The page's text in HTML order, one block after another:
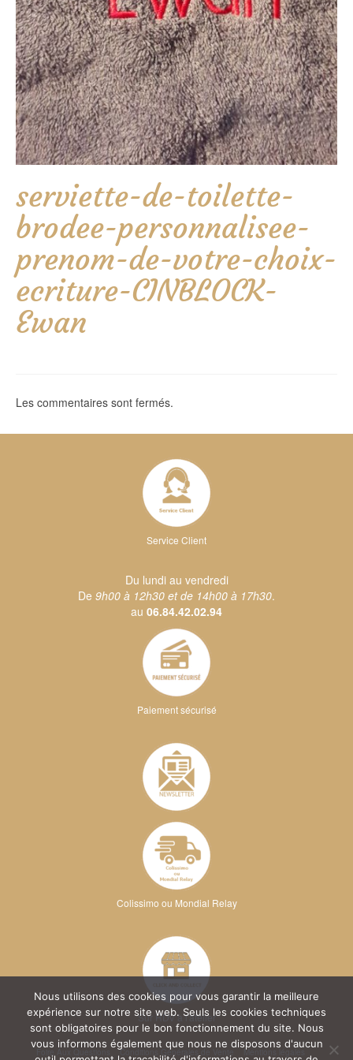
serviette-de-toilette-
brodee-personnalisee-
prenom-de-votre-choix-
ecriture-CINBLOCK-
Ewan
Les commentaires sont fermés.
Service Client
Du lundi au vendredi
De 9h00 à 12h30 et de 14h00 à 17h30.
au 06.84.42.02.94
Paiement sécurisé
Colissimo ou Mondial Relay
Sur RDV à l'atelier
Conditions Générales de Vente Mentions légales
Nous utilisons des cookies pour vous garantir la meilleure
expérience sur notre site web. Seuls les cookies techniques
sont obligatoires pour le bon fonctionnement du site. Nous
vous informons également que nous ne disposons d'aucun